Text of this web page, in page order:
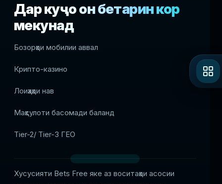
Дар куҷо он беҳтарин кор
мекунад
Бозорҳои мобилии аввал
Крипто-казино
Лоиҳаҳои нав
Маҳсулоти басомади баланд
Tier-2/ Tier-3 ГЕО
Хусусияти Bets Free яке аз воситаҳои асосии